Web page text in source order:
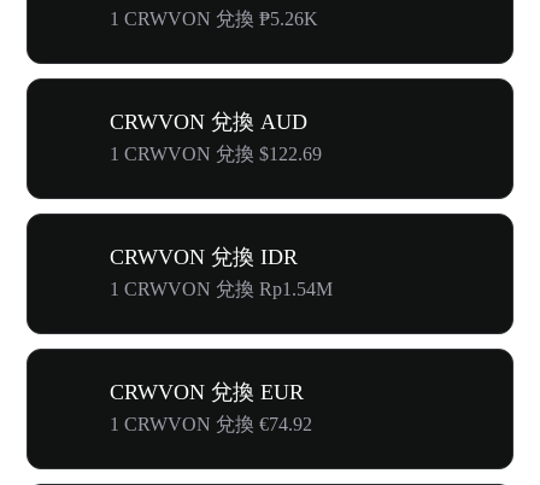
1 CRWVON 兌換 ₱5.26K
CRWVON 兌換 AUD
1 CRWVON 兌換 $122.69
CRWVON 兌換 IDR
1 CRWVON 兌換 Rp1.54M
CRWVON 兌換 EUR
1 CRWVON 兌換 €74.92